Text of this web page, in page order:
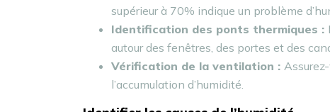
supérieur à 70% indique un problème
Identification des ponts thermiques :
autour des fenêtres, des portes et des
Vérification de la ventilation :
l’accumulation d’humidité.